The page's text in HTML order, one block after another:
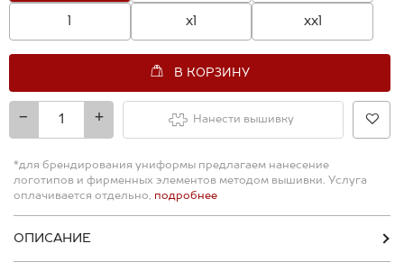
l xl xxl
+
-
В КОРЗИНУ
Нанести вышивку
*для брендирования униформы предлагаем нанесение
логотипов и фирменных элементов методом вышивки. Услуга
оплачивается отдельно, подробнее
ОПИСАНИЕ